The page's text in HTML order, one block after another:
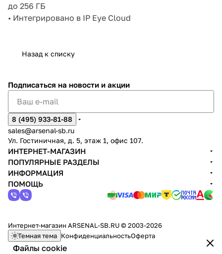
до 256 ГБ
• Интегрировано в IP Eye Cloud
Назад к списку
Файлы cookie
Подписаться на новости и акции
8 (495) 933-81-88
sales@arsenal-sb.ru
Ул. Гостиничная, д. 5, этаж 1, офис 107.
ИНТЕРНЕТ-МАГАЗИН
ПОПУЛЯРНЫЕ РАЗДЕЛЫ
ИНФОРМАЦИЯ
ПОМОЩЬ
Интернет-магазин ARSENAL-SB.RU © 2003-2026
Темная тема КонфиденциальностьОферта